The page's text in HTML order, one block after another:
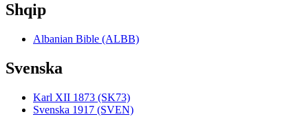
Shqip
Albanian Bible (ALBB)
Svenska
Karl XII 1873 (SK73)
Svenska 1917 (SVEN)